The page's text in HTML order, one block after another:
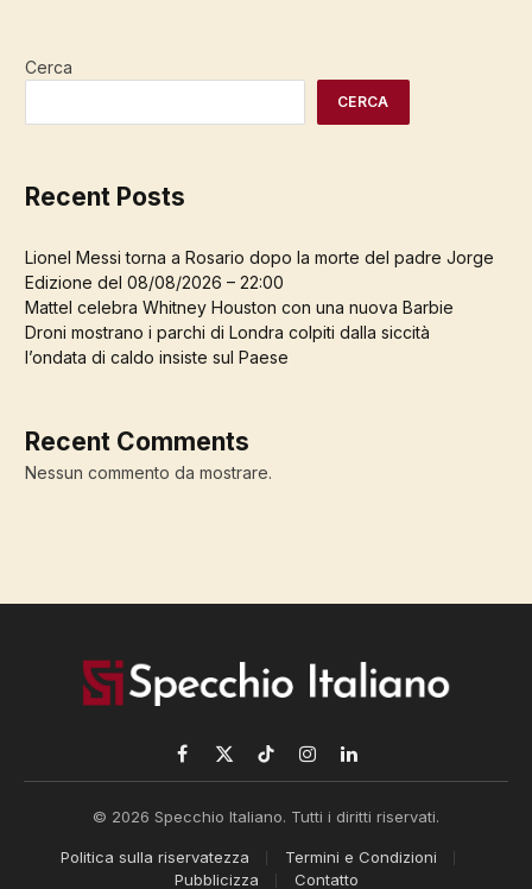
Cerca
CERCA
Recent Posts
Lionel Messi torna a Rosario dopo la morte del padre Jorge
Edizione del 08/08/2026 – 22:00
Mattel celebra Whitney Houston con una nuova Barbie
Droni mostrano i parchi di Londra colpiti dalla siccità
l’ondata di caldo insiste sul Paese
Recent Comments
Nessun commento da mostrare.
Facebook
X
TikTokInstagramLinkedIn
© 2026 Specchio Italiano. Tutti i diritti riservati.
Politica sulla riservatezza
Termini e Condizioni
Pubblicizza
Contatto